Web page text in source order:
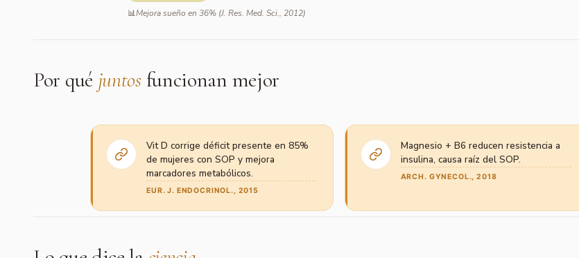
Mejora sueño en 36% (J. Res. Med. Sci., 2012)
Por qué juntosfuncionan mejor
Vit D corrige déficit presente en 85%
de mujeres con SOP y mejora
marcadores metabólicos.
EUR. J. ENDOCRINOL., 2015
Magnesio + B6 reducen resistencia a
insulina, causa raíz del SOP.
ARCH. GYNECOL., 2018